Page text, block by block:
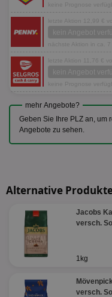
keine Prognose
letzte Aktion 12,99 €
kein Angebot
nächste Aktion in ca. 7
letzte Aktion 11,76 €
kein Angebot
keine Prognose
mehr Angebote?
Geben Sie Ihre PLZ an, um
Angebote zu sehen.
Alternative
Jacobs
versch.
1kg
versch.